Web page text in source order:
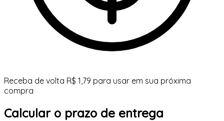
Receba de volta R$ 1,79 para usar em sua próxima
compra
Calcular o prazo de entrega